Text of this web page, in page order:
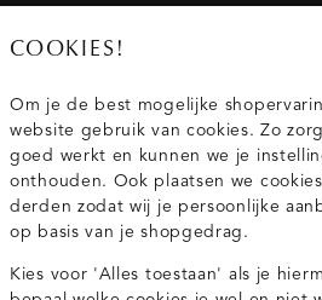
Service
Wij zijn Costes
Topcategorieën voor jou
COOKIES!
Om je de best mogelijke
website gebruik van cookies. Zo
goed werkt en kunnen we je
onthouden. Ook plaatsen we
derden zodat wij je persoonlijke
op basis van je shopgedrag.
Kies voor 'Alles toestaan' als je